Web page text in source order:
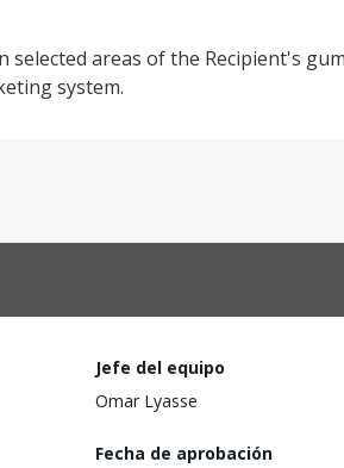
areas of the Recipient's
system.
Jefe del equipo
Omar Lyasse
Fecha de aprobación